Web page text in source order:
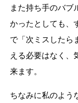
また持ち手のバブ
かったとしても、
で「次ミスしたら
える必要はなく、
来ます。
ちなみに私のよう